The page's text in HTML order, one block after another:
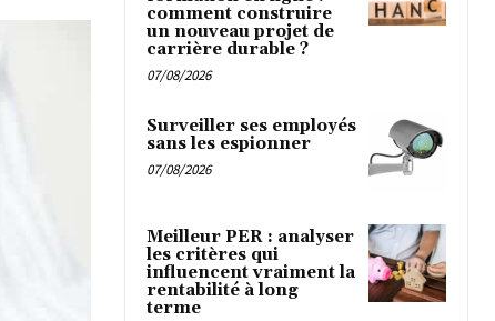
comment construire
un nouveau projet de
carrière durable ?
07/08/2026
Surveiller ses employés
sans les espionner
07/08/2026
Meilleur PER : analyser
les critères qui
influencent vraiment la
rentabilité à long
terme